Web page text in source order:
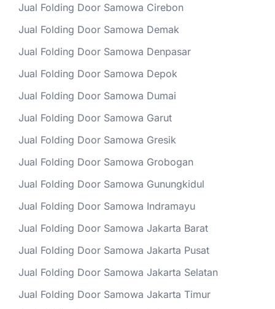
Jual Folding Door Samowa Cirebon
Jual Folding Door Samowa Demak
Jual Folding Door Samowa Denpasar
Jual Folding Door Samowa Depok
Jual Folding Door Samowa Dumai
Jual Folding Door Samowa Garut
Jual Folding Door Samowa Gresik
Jual Folding Door Samowa Grobogan
Jual Folding Door Samowa Gunungkidul
Jual Folding Door Samowa Indramayu
Jual Folding Door Samowa Jakarta Barat
Jual Folding Door Samowa Jakarta Pusat
Jual Folding Door Samowa Jakarta Selatan
Jual Folding Door Samowa Jakarta Timur